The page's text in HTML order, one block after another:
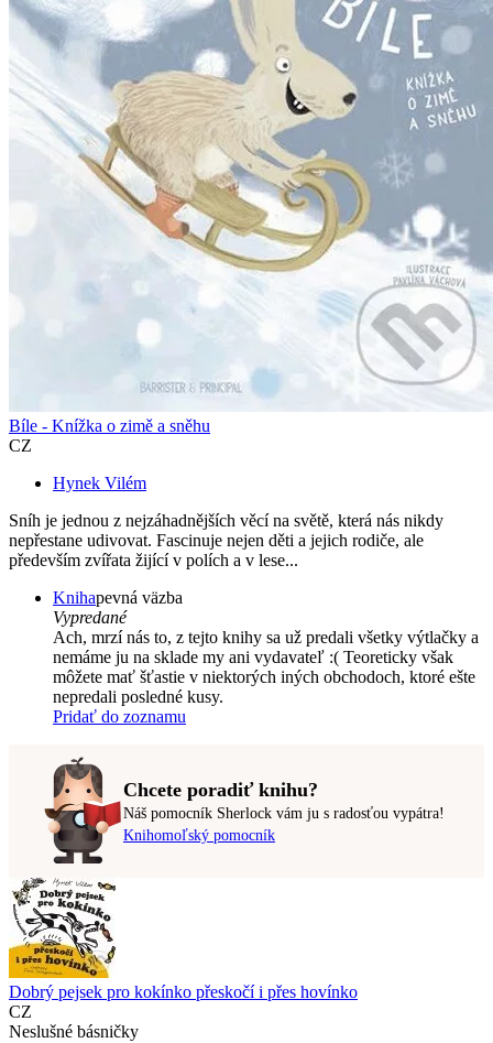
Bíle - Knížka o zimě a sněhu
CZ
Hynek Vilém
Sníh je jednou z nejzáhadnějších věcí na světě, která nás nikdy
nepřestane udivovat. Fascinuje nejen děti a jejich rodiče, ale
především zvířata žijící v polích a v lese...
Knihapevná väzba
Vypredané
Ach, mrzí nás to, z tejto knihy sa už predali všetky výtlačky a
nemáme ju na sklade my ani vydavateľ :( Teoreticky však
môžete mať šťastie v niektorých iných obchodoch, ktoré ešte
nepredali posledné kusy.
Pridať do zoznamu
Chcete poradiť knihu?
Náš pomocník Sherlock vám ju s radosťou vypátra!
Knihomoľský pomocník
Dobrý pejsek pro kokínko přeskočí i přes hovínko
CZ
Neslušné básničky